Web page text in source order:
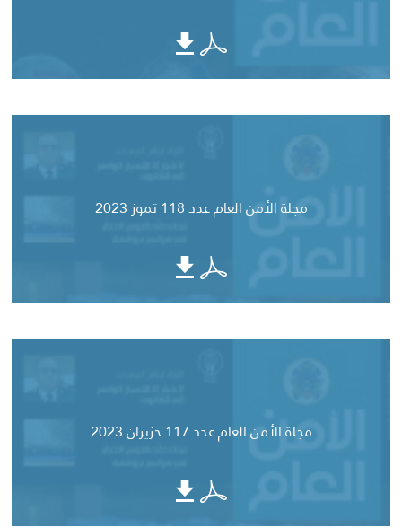
مجلة الأمن العام عدد 118 تموز 2023
مجلة الأمن العام عدد 117 حزيران 2023